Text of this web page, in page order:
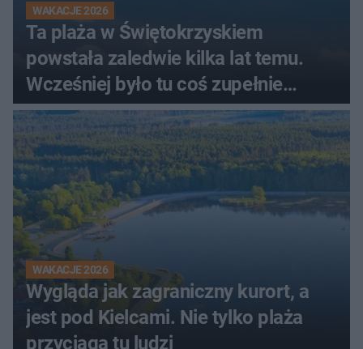
WAKACJE 2026
Ta plaża w Świętokrzyskiem
powstała zaledwie kilka lat temu.
Wcześniej było tu coś zupełnie
innego
WAKACJE 2026
Wygląda jak zagraniczny kurort, a
jest pod Kielcami. Nie tylko plaża
przyciąga tu ludzi